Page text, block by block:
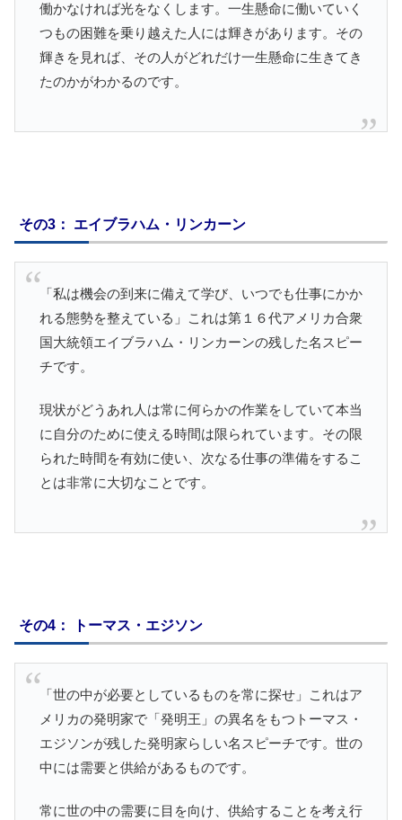
働かなければ光をなくします。一生懸命に働いていく
つもの困難を乗り越えた人には輝きがあります。その
輝きを見れば、その人がどれだけ一生懸命に生きてき
たのかがわかるのです。
その3： エイブラハム・リンカーン
「私は機会の到来に備えて学び、いつでも仕事にかか
れる態勢を整えている」これは第１６代アメリカ合衆
国大統領エイブラハム・リンカーンの残した名スピー
チです。
現状がどうあれ人は常に何らかの作業をしていて本当
に自分のために使える時間は限られています。その限
られた時間を有効に使い、次なる仕事の準備をするこ
とは非常に大切なことです。
その4： トーマス・エジソン
「世の中が必要としているものを常に探せ」これはア
メリカの発明家で「発明王」の異名をもつトーマス・
エジソンが残した発明家らしい名スピーチです。世の
中には需要と供給があるものです。
常に世の中の需要に目を向け、供給することを考え行